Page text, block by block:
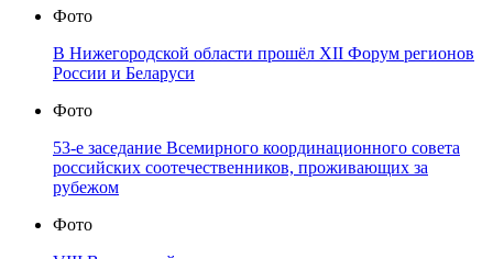
Фото
В Нижегородской области прошёл XII Форум регионов
России и Беларуси
Фото
53-е заседание Всемирного координационного совета
российских соотечественников, проживающих за
рубежом
Фото